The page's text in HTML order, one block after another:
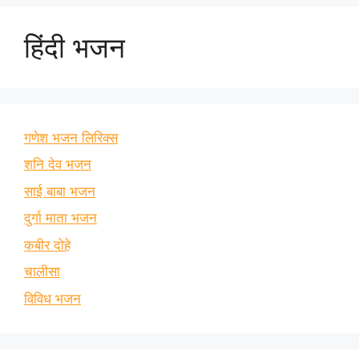
हिंदी भजन
गणेश भजन लिरिक्स
शनि देव भजन
साई बाबा भजन
दुर्गा माता भजन
कबीर दोहे
चालीसा
विविध भजन